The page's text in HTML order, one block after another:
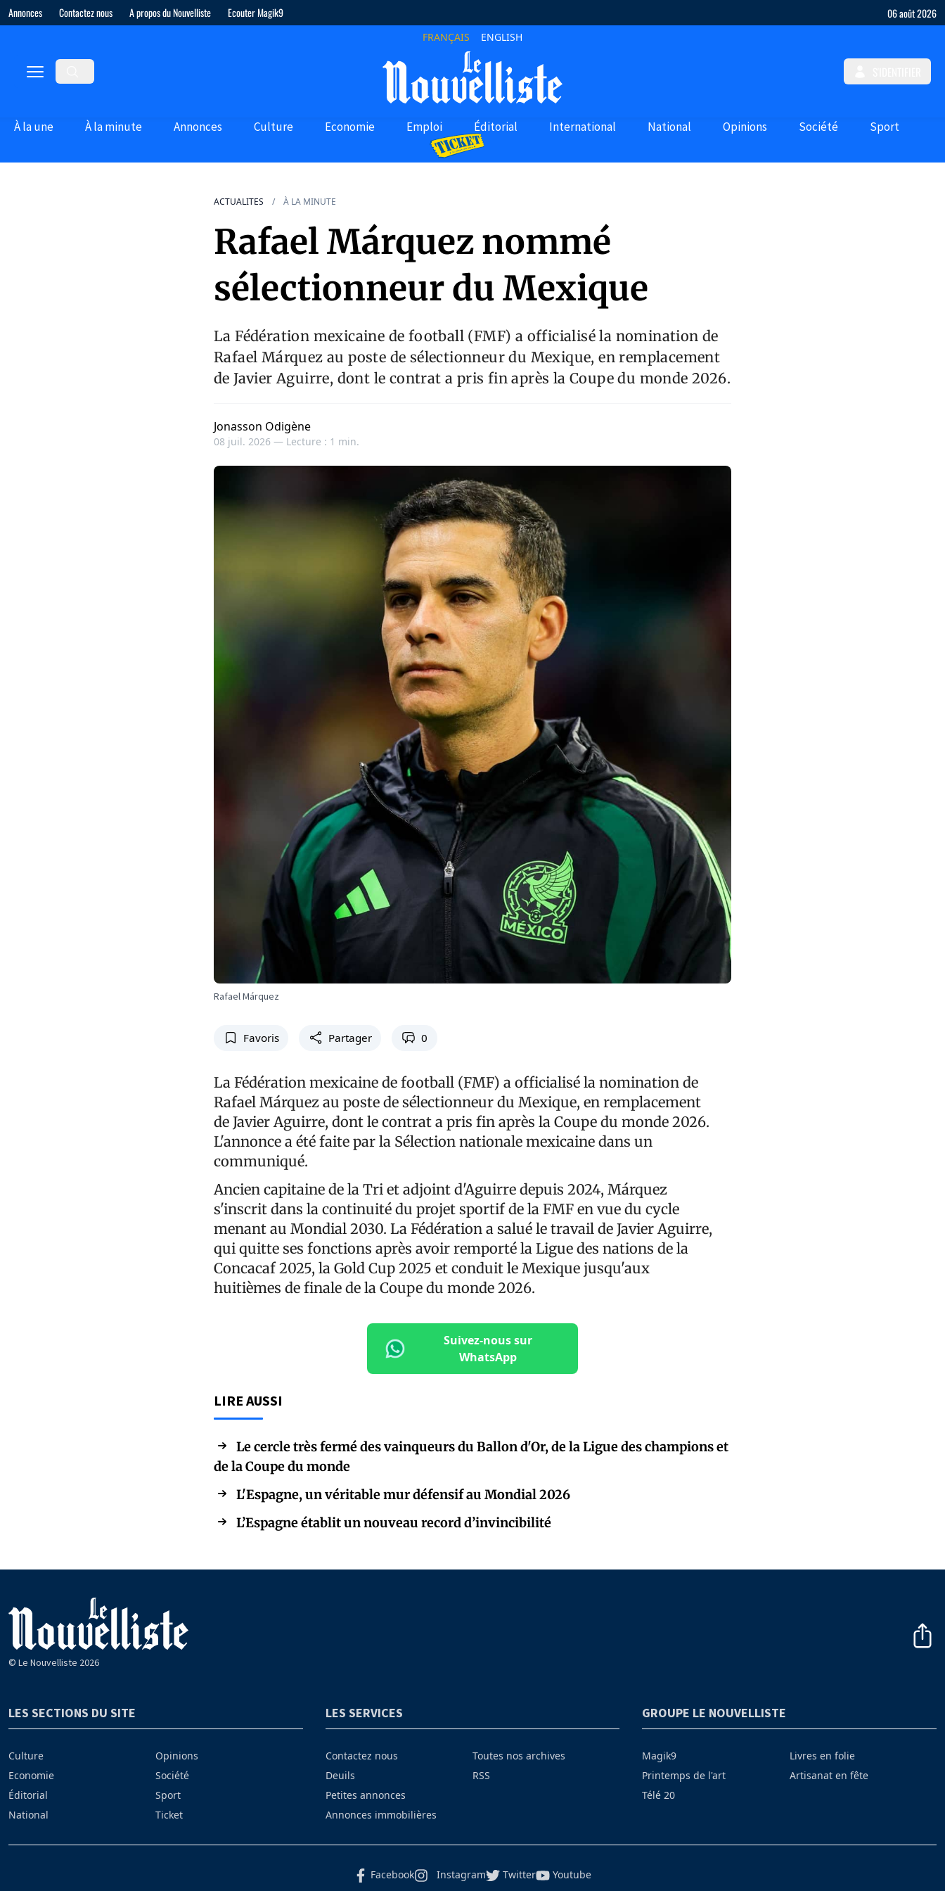
Annonces Contactez nous A propos du Nouvelliste Ecouter Magik9 06 août 2026
FRANÇAIS ENGLISH
À la une À la minute Annonces Culture Economie Emploi Éditorial International National Opinions Société Sport
ACTUALITES À LA MINUTE
Rafael Márquez nommé
sélectionneur du Mexique
La Fédération mexicaine de football (FMF) a officialisé la nomination de
Rafael Márquez au poste de sélectionneur du Mexique, en remplacement
de Javier Aguirre, dont le contrat a pris fin après la Coupe du monde 2026.
Jonasson Odigène
08 juil. 2026 — Lecture : 1 min.
Rafael Márquez
Favoris Partager 0
La Fédération mexicaine de football (FMF) a officialisé la nomination de
Rafael Márquez au poste de sélectionneur du Mexique, en remplacement
de Javier Aguirre, dont le contrat a pris fin après la Coupe du monde 2026.
L'annonce a été faite par la Sélection nationale mexicaine dans un
communiqué.
Ancien capitaine de la Tri et adjoint d'Aguirre depuis 2024, Márquez
s'inscrit dans la continuité du projet sportif de la FMF en vue du cycle
menant au Mondial 2030. La Fédération a salué le travail de Javier Aguirre,
qui quitte ses fonctions après avoir remporté la Ligue des nations de la
Concacaf 2025, la Gold Cup 2025 et conduit le Mexique jusqu'aux
huitièmes de finale de la Coupe du monde 2026.
Suivez-nous sur
WhatsApp
LIRE AUSSI
Le cercle très fermé des vainqueurs du Ballon d'Or, de la Ligue des champions et
de la Coupe du monde
L'Espagne, un véritable mur défensif au Mondial 2026
L’Espagne établit un nouveau record d’invincibilité
© Le Nouvelliste 2026
LES SECTIONS DU SITE
Culture
Economie
Éditorial
National
Opinions
Société
Sport
Ticket
LES SERVICES
Contactez nous
Deuils
Petites annonces
Annonces immobilières
Toutes nos archives
RSS
GROUPE LE NOUVELLISTE
Magik9
Printemps de l'art
Télé 20
Livres en folie
Artisanat en fête
Facebook Instagram Twitter Youtube